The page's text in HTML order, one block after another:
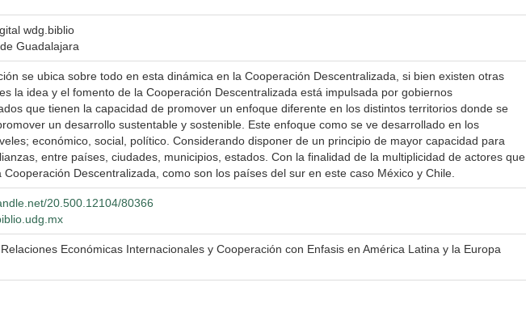
wdg.biblio
Guadalajara
se ubica sobre todo en esta dinámica en la Cooperación Descentralizada, si bien existen otras
la idea y el fomento de la Cooperación Descentralizada está impulsada por gobiernos
que tienen la capacidad de promover un enfoque diferente en los distintos territorios donde se
un desarrollo sustentable y sostenible. Este enfoque como se ve desarrollado en los
económico, social, político. Considerando disponer de un principio de mayor capacidad para
entre países, ciudades, municipios, estados. Con la finalidad de la multiplicidad de actores que
Cooperación Descentralizada, como son los países del sur en este caso México y Chile.
20.500.12104/80366
Económicas Internacionales y Cooperación con Enfasis en América Latina y la Europa